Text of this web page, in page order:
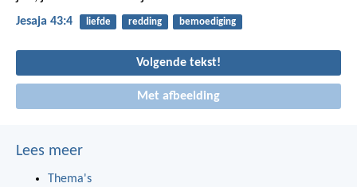
Jesaja 43:4 liefde redding bemoediging
Volgende tekst!
Met afbeelding
Lees meer
Thema's